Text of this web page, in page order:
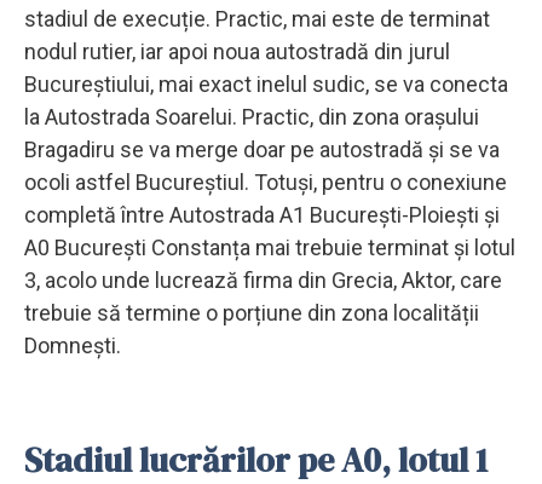
stadiul de execuție. Practic, mai este de terminat
nodul rutier, iar apoi noua autostradă din jurul
Bucureștiului, mai exact inelul sudic, se va conecta
la Autostrada Soarelui. Practic, din zona orașului
Bragadiru se va merge doar pe autostradă și se va
ocoli astfel Bucureștiul. Totuși, pentru o conexiune
completă între Autostrada A1 București-Ploiești și
A0 București Constanța mai trebuie terminat și lotul
3, acolo unde lucrează firma din Grecia, Aktor, care
trebuie să termine o porțiune din zona localității
Domnești.
Stadiul lucrărilor pe A0, lotul 1